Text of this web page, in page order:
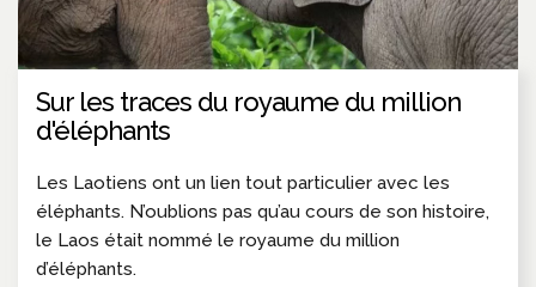
Sur les traces du royaume du million
d'éléphants
Les Laotiens ont un lien tout particulier avec les
éléphants. N’oublions pas qu’au cours de son histoire,
le Laos était nommé le royaume du million
d’éléphants.